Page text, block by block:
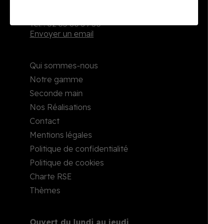
Tél. : 02 35 08 59 50
Envoyer un email
Qui sommes-nous
Notre gamme
Seconde main
Nos Réalisations
Contact
Mentions légales
Politique de confidentialité
Politique de cookies
Charte RSE
Thèmes